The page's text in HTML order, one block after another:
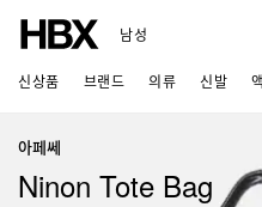
남성
신상품 브랜드 의류 신발
아페쎄
Ninon Tote Bag